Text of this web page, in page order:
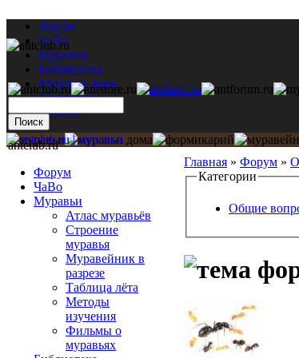
Форум
ЧаВо
Муравьи
Библиотека
Муравьи дома
Мастерская
Каталог
Главная » Форум »
Категории
Общие
antclub.ru
Форум
ЧаВо
Муравьи
Атлас муравьёв
Строение
муравья
Муравейник в
разрезе
Таблица лёта
Методы
изучения
Фильмы о
муравьях